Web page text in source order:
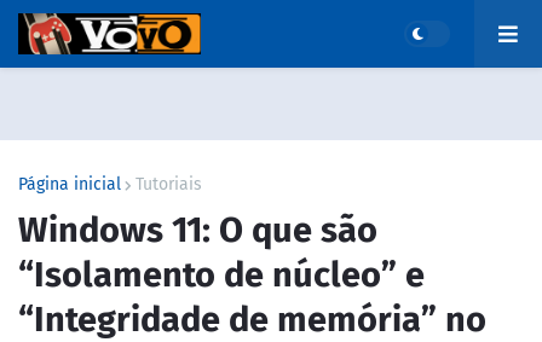
Página inicial Tutoriais
Windows 11: O que são
“Isolamento de núcleo” e
“Integridade de memória” no